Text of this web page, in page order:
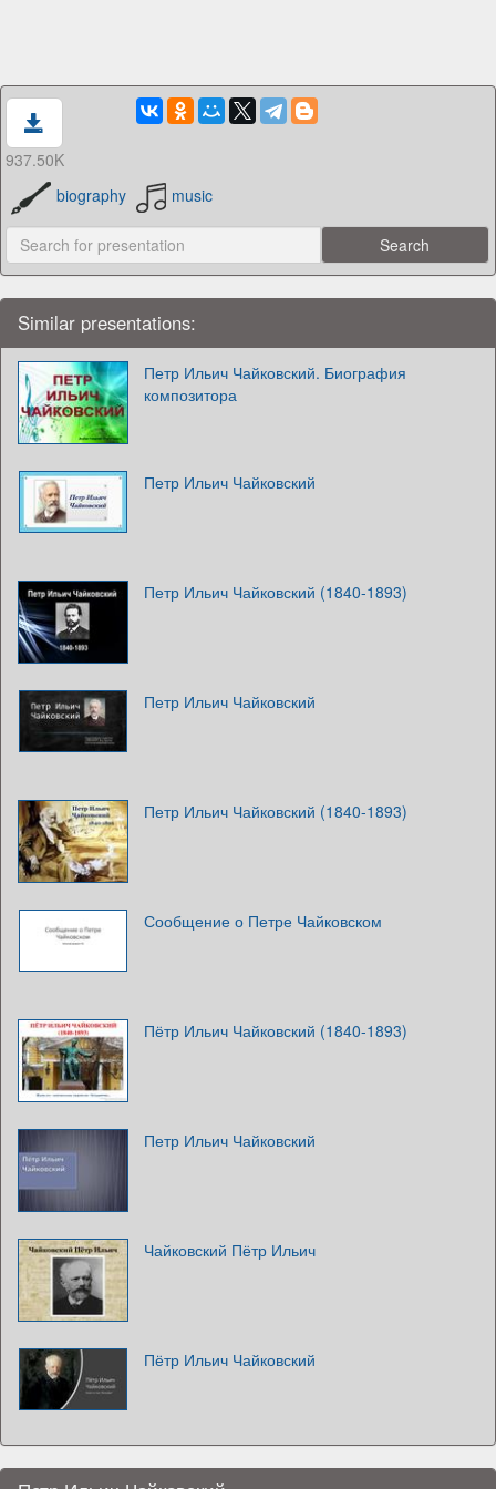
937.50K
biography
music
Similar presentations:
Петр Ильич Чайковский. Биография
композитора
Петр Ильич Чайковский
Петр Ильич Чайковский (1840-1893)
Петр Ильич Чайковский
Петр Ильич Чайковский (1840-1893)
Сообщение о Петре Чайковском
Пётр Ильич Чайковский (1840-1893)
Петр Ильич Чайковский
Чайковский Пётр Ильич
Пётр Ильич Чайковский